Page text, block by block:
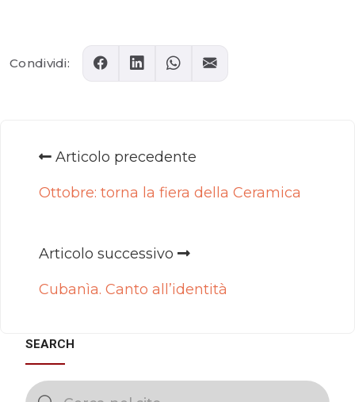
Condividi:
Articolo precedente
Ottobre: torna la fiera della Ceramica
Articolo successivo
Cubanìa. Canto all’identità
SEARCH